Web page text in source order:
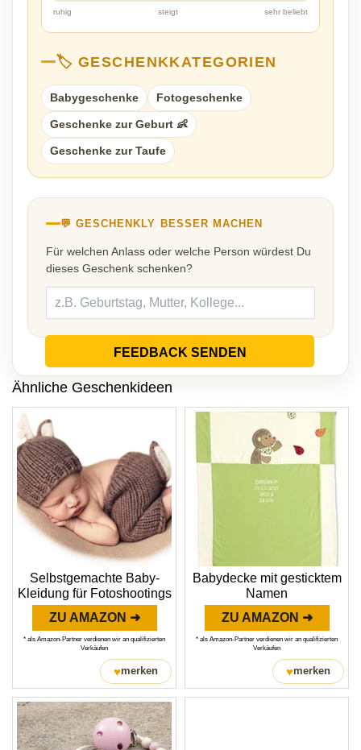
ruhig steigt sehr beliebt
🏷️ GESCHENKKATEGORIEN
Babygeschenke Fotogeschenke
Geschenke zur Geburt 👶
Geschenke zur Taufe
💬 GESCHENKLY BESSER MACHEN
Für welchen Anlass oder welche Person würdest Du
dieses Geschenk schenken?
FEEDBACK SENDEN
Ähnliche Geschenkideen
Selbstgemachte Baby-
Kleidung für Fotoshootings
ZU AMAZON ➜
* als Amazon-Partner verdienen wir an qualifizierten
Verkäufen
♥merken
Babydecke mit gesticktem
Namen
ZU AMAZON ➜
* als Amazon-Partner verdienen wir an qualifizierten
Verkäufen
♥merken